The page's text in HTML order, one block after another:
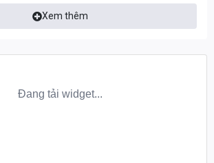
Dip Belt là phụ kiện hoàn hảo giúp bạn
Xem thêm